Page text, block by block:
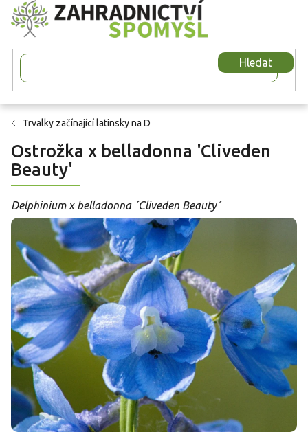
Přejít
na
obsah
Hledat
Trvalky začínající latinsky na D
Ostrožka x belladonna 'Cliveden
Beauty'
Delphinium x belladonna ´Cliveden Beauty´